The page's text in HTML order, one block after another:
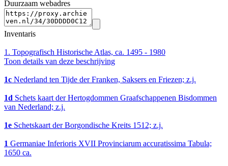
Duurzaam webadres
Inventaris
1. Topografisch Historische Atlas, ca. 1495 - 1980
Toon details van deze beschrijving
1c Nederland ten Tijde der Franken, Saksers en Friezen; z.j.
1d Schets kaart der Hertogdommen Graafschappenen Bisdommen
van Nederland; z.j.
1e Schetskaart der Borgondische Kreits 1512; z.j.
1 Germaniae Inferioris XVII Provinciarum accuratissima Tabula;
1650 ca.